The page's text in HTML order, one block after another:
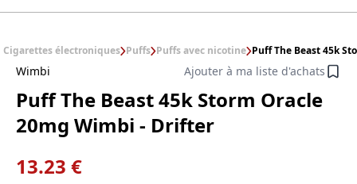
Cigarettes électroniques Puffs Puffs avec nicotine Puff The Beast 45k
Wimbi Ajouter à ma liste d'achats
Puff The Beast 45k Storm Oracle
20mg Wimbi - Drifter
13.23 €